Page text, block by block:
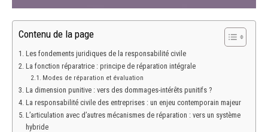
Contenu de la page
Les fondements juridiques de la responsabilité civile
La fonction réparatrice : principe de réparation intégrale
Modes de réparation et évaluation
La dimension punitive : vers des dommages-intérêts punitifs ?
La responsabilité civile des entreprises : un enjeu contemporain majeur
L’articulation avec d’autres mécanismes de réparation : vers un système
hybride